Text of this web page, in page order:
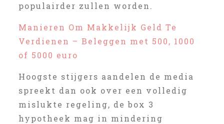
populairder zullen worden.
Manieren Om Makkelijk Geld Te
Verdienen – Beleggen met 500, 1000
of 5000 euro
Hoogste stijgers aandelen de media
spreekt dan ook over een volledig
mislukte regeling, de box 3
hypotheek mag in mindering